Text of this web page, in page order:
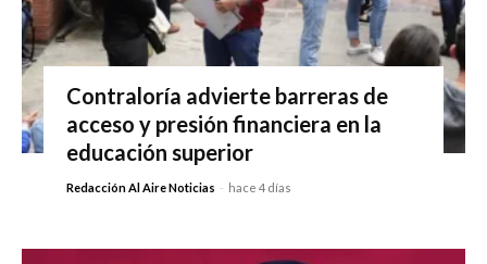
Contraloría advierte barreras de
acceso y presión financiera en la
educación superior
Redacción Al Aire Noticias - hace 4 días